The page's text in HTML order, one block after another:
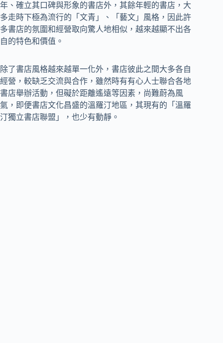
年、確立其口碑與形象的書店外，其餘年輕的書店，大
多走時下極為流行的「文青」、「藝文」風格，因此許
多書店的氛圍和經營取向驚人地相似，越來越顯不出各
自的特色和價值。
除了書店風格越來越單一化外，書店彼此之間大多各自
經營，較缺乏交流與合作，雖然時有有心人士聯合各地
書店舉辦活動，但礙於距離遙遠等因素，尚難蔚為風
氣，即便書店文化昌盛的溫羅汀地區，其現有的「溫羅
汀獨立書店聯盟」，也少有動靜。